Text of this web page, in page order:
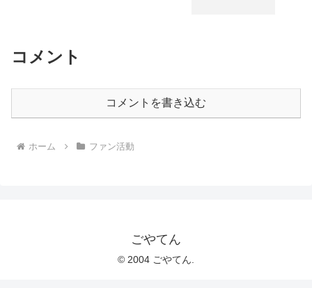
コメント
コメントを書き込む
ホーム ファン活動
ごやてん
© 2004 ごやてん.